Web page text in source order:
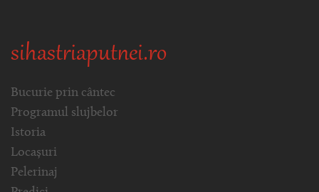
sihastriaputnei.ro
Bucurie prin cântec
Programul slujbelor
Istoria
Locașuri
Pelerinaj